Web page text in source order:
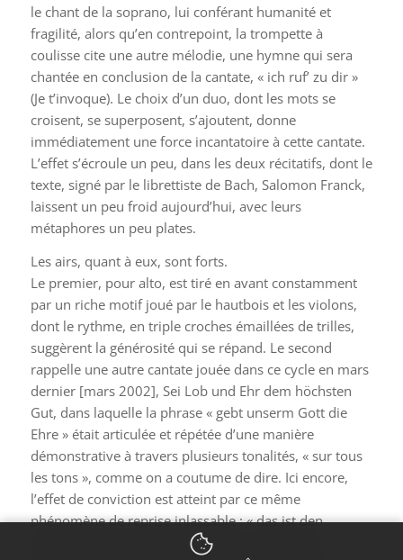
le chant de la soprano, lui conférant humanité et
fragilité, alors qu’en contrepoint, la trompette à
coulisse cite une autre mélodie, une hymne qui sera
chantée en conclusion de la cantate, « ich ruf’ zu dir »
(Je t’invoque). Le choix d’un duo, dont les mots se
croisent, se superposent, s’ajoutent, donne
immédiatement une force incantatoire à cette cantate.
L’effet s’écroule un peu, dans les deux récitatifs, dont le
texte, signé par le librettiste de Bach, Salomon Franck,
laissent un peu froid aujourd’hui, avec leurs
métaphores un peu plates.
Les airs, quant à eux, sont forts.
Le premier, pour alto, est tiré en avant constamment
par un riche motif joué par le hautbois et les violons,
dont le rythme, en triple croches émaillées de trilles,
suggèrent la générosité qui se répand. Le second
rappelle une autre cantate jouée dans ce cycle en mars
dernier [mars 2002], Sei Lob und Ehr dem höchsten
Gut, dans laquelle la phrase « gebt unserm Gott die
Ehre » était articulée et répétée d’une manière
démonstrative à travers plusieurs tonalités, « sur tous
les tons », comme on a coutume de dire. Ici encore,
l’effet de conviction est atteint par ce même
phénomène de reprise inlassable : « das ist den
Christen Kunst » possède cette force rhétorique,